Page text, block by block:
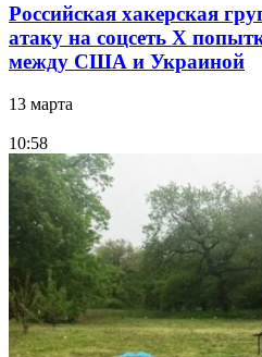
Российская хакерская
атаку на соцсеть Х
между США и Украиной
13 марта
10:58